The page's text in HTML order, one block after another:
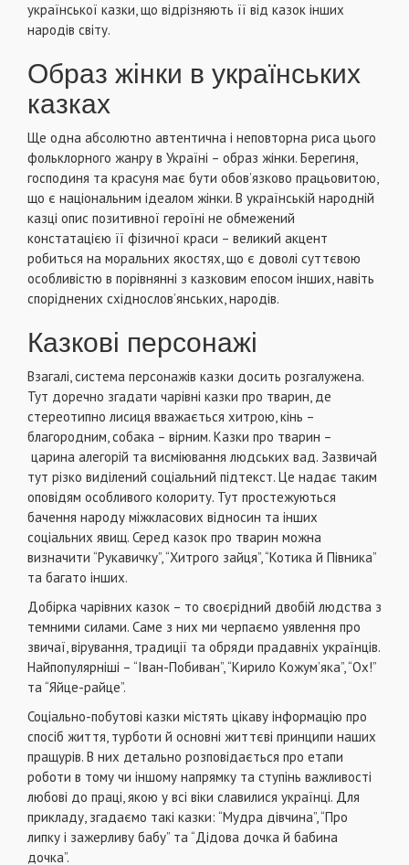
української казки, що відрізняють її від казок інших
народів світу.
Образ жінки в українських
казках
Ще одна абсолютно автентична і неповторна риса цього
фольклорного жанру в Україні – образ жінки. Берегиня,
господиня та красуня має бути обов’язково працьовитою,
що є національним ідеалом жінки. В українській народній
казці опис позитивної героїні не обмежений
констатацією її фізичної краси – великий акцент
робиться на моральних якостях, що є доволі суттєвою
особливістю в порівнянні з казковим епосом інших, навіть
споріднених східнослов’янських, народів.
Казкові персонажі
Взагалі, система персонажів казки досить розгалужена.
Тут доречно згадати чарівні казки про тварин, де
стереотипно лисиця вважається хитрою, кінь –
благородним, собака – вірним. Казки про тварин –
царина алегорій та висміювання людських вад. Зазвичай
тут різко виділений соціальний підтекст. Це надає таким
оповідям особливого колориту. Тут простежуються
бачення народу міжкласових відносин та інших
соціальних явищ. Серед казок про тварин можна
визначити “Рукавичку”, “Хитрого зайця”, “Котика й Півника”
та багато інших.
Добірка чарівних казок – то своєрідний двобій людства з
темними силами. Саме з них ми черпаємо уявлення про
звичаї, вірування, традиції та обряди прадавніх українців.
Найпопулярніші – “Іван-Побиван”, “Кирило Кожум’яка”, “Ох!”
та “Яйце-райце”.
Соціально-побутові казки містять цікаву інформацію про
спосіб життя, турботи й основні життєві принципи наших
пращурів. В них детально розповідається про етапи
роботи в тому чи іншому напрямку та ступінь важливості
любові до праці, якою у всі віки славилися українці. Для
прикладу, згадаємо такі казки: “Мудра дівчина”, “Про
липку і зажерливу бабу” та “Дідова дочка й бабина
дочка”.